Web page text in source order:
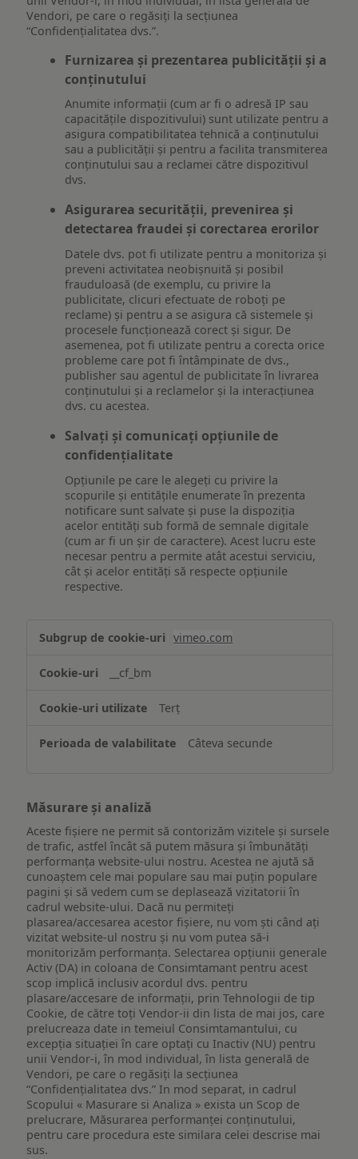
Vendori, pe care o regăsiți la secțiunea
“Confidențialitatea dvs.”.
Furnizarea și prezentarea publicității și a
conținutului
Anumite informații (cum ar fi o adresă IP sau
capacitățile dispozitivului) sunt utilizate pentru a
asigura compatibilitatea tehnică a conținutului
sau a publicității și pentru a facilita transmiterea
conținutului sau a reclamei către dispozitivul
dvs.
Asigurarea securității, prevenirea și
detectarea fraudei și corectarea erorilor
Datele dvs. pot fi utilizate pentru a monitoriza și
preveni activitatea neobișnuită și posibil
frauduloasă (de exemplu, cu privire la
publicitate, clicuri efectuate de roboți pe
reclame) și pentru a se asigura că sistemele și
procesele funcționează corect și sigur. De
asemenea, pot fi utilizate pentru a corecta orice
probleme care pot fi întâmpinate de dvs.,
publisher sau agentul de publicitate în livrarea
conținutului și a reclamelor și la interacțiunea
dvs. cu acestea.
Salvați și comunicați opțiunile de
confidențialitate
Opțiunile pe care le alegeți cu privire la
scopurile și entitățile enumerate în prezenta
notificare sunt salvate și puse la dispoziția
acelor entități sub formă de semnale digitale
(cum ar fi un șir de caractere). Acest lucru este
necesar pentru a permite atât acestui serviciu,
cât și acelor entități să respecte opțiunile
respective.
funcționalităților
ului
vimeo.com
__cf_bm
Terț
Câteva secunde
Măsurare și analiză
Aceste fișiere ne permit să contorizăm vizitele și sursele
de trafic, astfel încât să putem măsura și îmbunătăți
performanța website-ului nostru. Acestea ne ajută să
cunoaștem cele mai populare sau mai puțin populare
pagini și să vedem cum se deplasează vizitatorii în
cadrul website-ului. Dacă nu permiteți
plasarea/accesarea acestor fișiere, nu vom ști când ați
vizitat website-ul nostru și nu vom putea să-i
monitorizăm performanța. Selectarea opțiunii generale
Activ (DA) in coloana de Consimtamant pentru acest
scop implică inclusiv acordul dvs. pentru
plasare/accesare de informații, prin Tehnologii de tip
Cookie, de către toți Vendor-ii din lista de mai jos, care
prelucreaza date in temeiul Consimtamantului, cu
excepția situației în care optați cu Inactiv (NU) pentru
unii Vendor-i, în mod individual, în lista generală de
Vendori, pe care o regăsiți la secțiunea
“Confidențialitatea dvs.” In mod separat, in cadrul
Scopului « Masurare si Analiza » exista un Scop de
prelucrare, Măsurarea performanței conținutului,
pentru care procedura este similara celei descrise mai
sus.